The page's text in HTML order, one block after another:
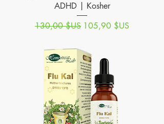
ADHD | Kosher
Prix original
130,00 $US Prix promotionnel
105,90 $US